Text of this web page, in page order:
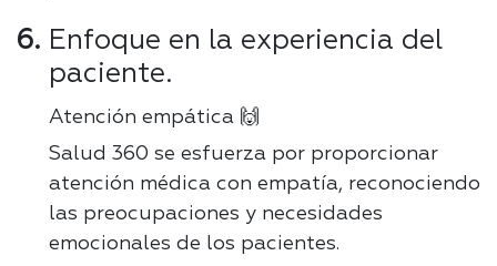
Enfoque en la experiencia del
paciente.
Atención empática 🙌
Salud 360 se esfuerza por proporcionar
atención médica con empatía, reconociendo
las preocupaciones y necesidades
emocionales de los pacientes.